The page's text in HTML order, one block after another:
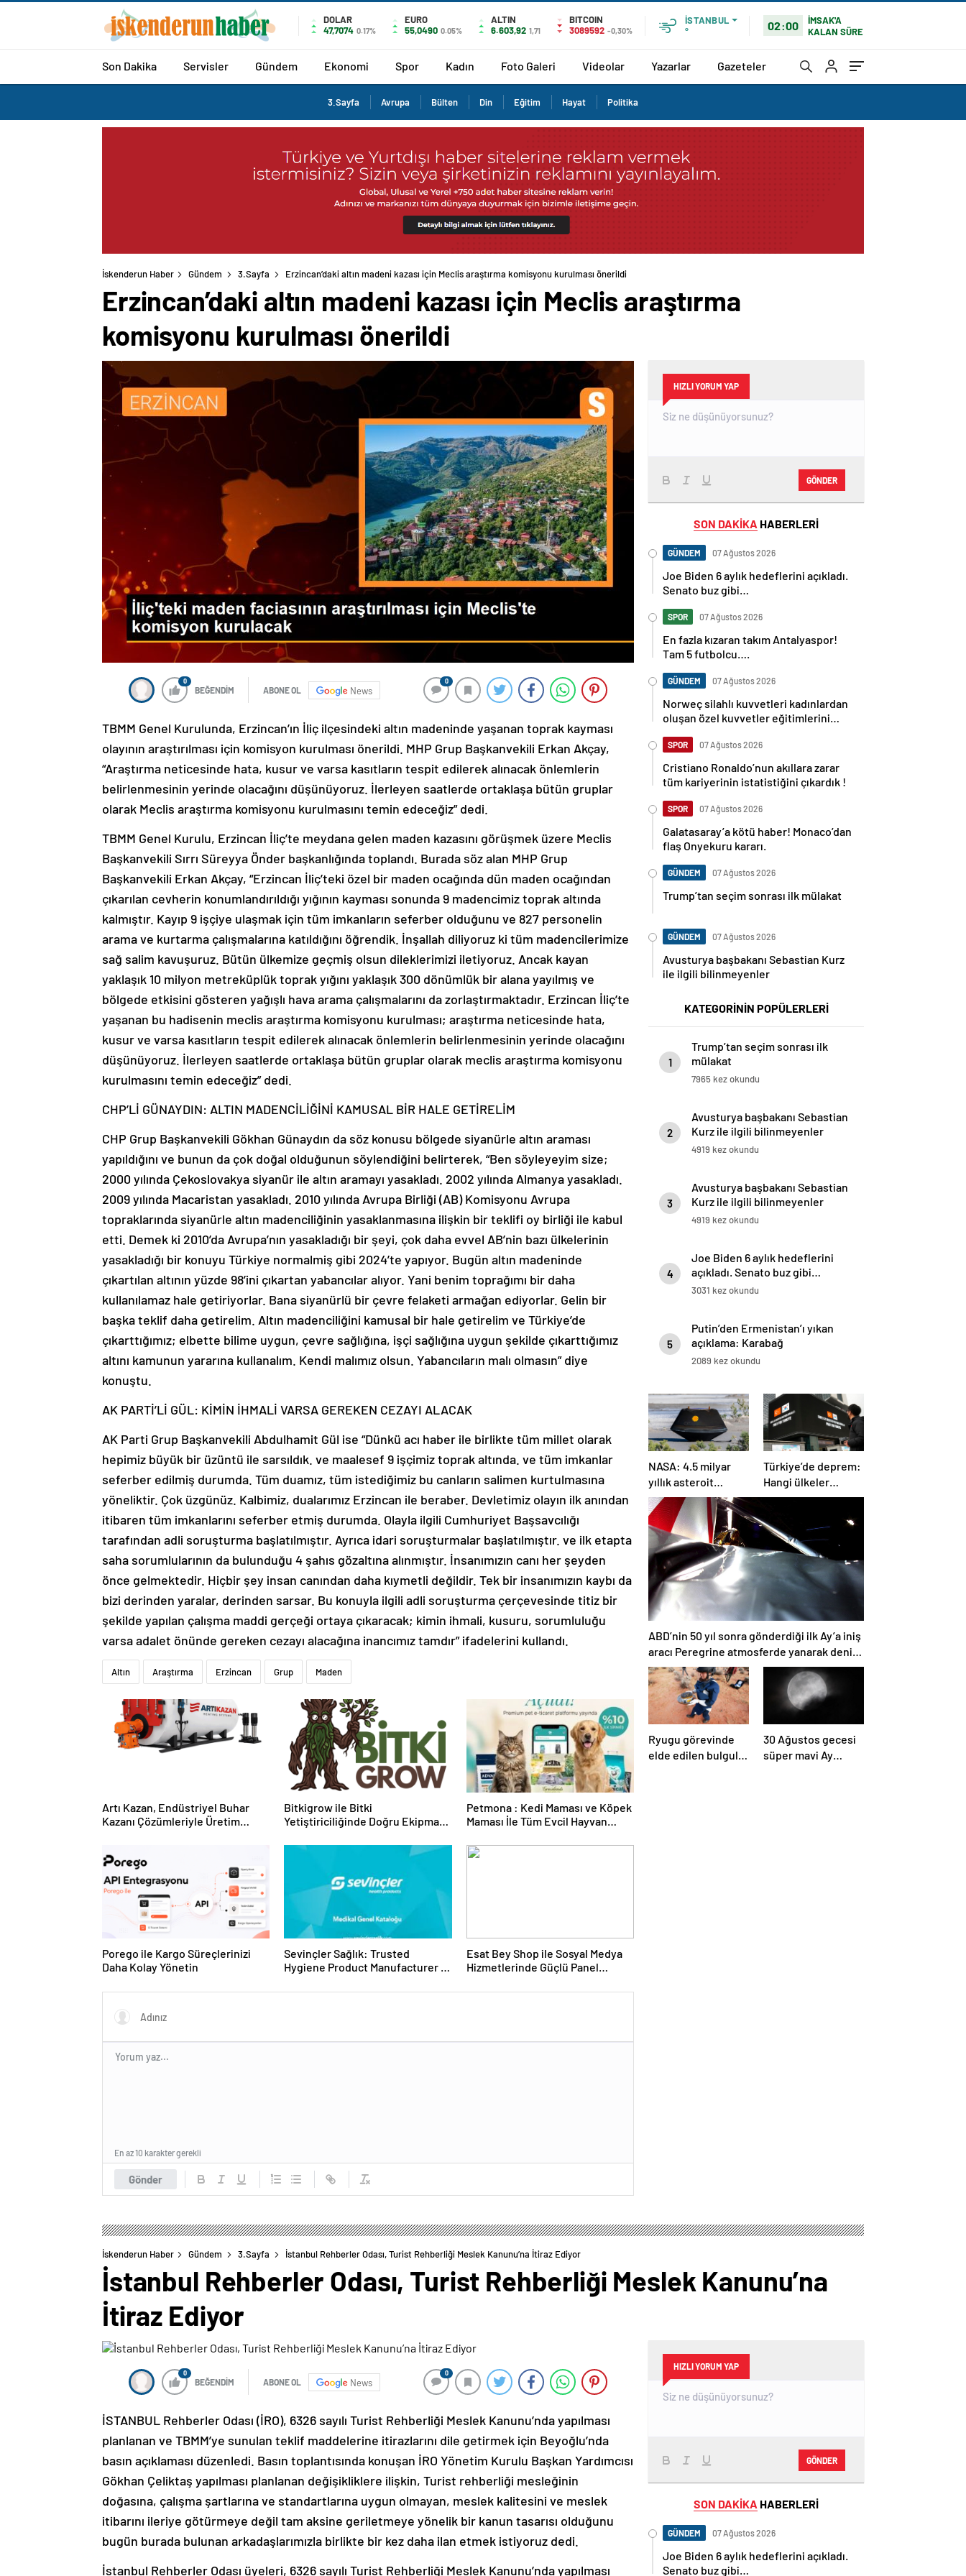
DOLAR
47,7074 0.17%
EURO
55,0490 0.05%
ALTIN
6.603,92 1,71
BITCOIN
3089592 -0,30%
İSTANBUL
°
02:00
İMSAK'A
KALAN SÜRE
Son Dakika Servisler Gündem Ekonomi Spor Kadın Foto Galeri Videolar Yazarlar Gazeteler
3.Sayfa Avrupa Bülten Din Eğitim Hayat Politika
İskenderun Haber Gündem 3.Sayfa Erzincan’daki altın madeni kazası için Meclis araştırma komisyonu kurulması önerildi
Erzincan’daki altın madeni kazası için Meclis araştırma
komisyonu kurulması önerildi
0
BEĞENDİM ABONE OL News
0
TBMM Genel Kurulunda, Erzincan’ın İliç ilçesindeki altın madeninde yaşanan toprak kayması
olayının araştırılması için komisyon kurulması önerildi. MHP Grup Başkanvekili Erkan Akçay,
“Araştırma neticesinde hata, kusur ve varsa kasıtların tespit edilerek alınacak önlemlerin
belirlenmesinin yerinde olacağını düşünüyoruz. İlerleyen saatlerde ortaklaşa bütün gruplar
olarak Meclis araştırma komisyonu kurulmasını temin edeceğiz” dedi.
TBMM Genel Kurulu, Erzincan İliç’te meydana gelen maden kazasını görüşmek üzere Meclis
Başkanvekili Sırrı Süreyya Önder başkanlığında toplandı. Burada söz alan MHP Grup
Başkanvekili Erkan Akçay, “Erzincan İliç’teki özel bir maden ocağında dün maden ocağından
çıkarılan cevherin konumlandırıldığı yığının kayması sonunda 9 madencimiz toprak altında
kalmıştır. Kayıp 9 işçiye ulaşmak için tüm imkanların seferber olduğunu ve 827 personelin
arama ve kurtarma çalışmalarına katıldığını öğrendik. İnşallah diliyoruz ki tüm madencilerimize
sağ salim kavuşuruz. Bütün ülkemize geçmiş olsun dileklerimizi iletiyoruz. Ancak kayan
yaklaşık 10 milyon metreküplük toprak yığını yaklaşık 300 dönümlük bir alana yayılmış ve
bölgede etkisini gösteren yağışlı hava arama çalışmalarını da zorlaştırmaktadır. Erzincan İliç’te
yaşanan bu hadisenin meclis araştırma komisyonu kurulması; araştırma neticesinde hata,
kusur ve varsa kasıtların tespit edilerek alınacak önlemlerin belirlenmesinin yerinde olacağını
düşünüyoruz. İlerleyen saatlerde ortaklaşa bütün gruplar olarak meclis araştırma komisyonu
kurulmasını temin edeceğiz” dedi.
CHP’Lİ GÜNAYDIN: ALTIN MADENCİLİĞİNİ KAMUSAL BİR HALE GETİRELİM
CHP Grup Başkanvekili Gökhan Günaydın da söz konusu bölgede siyanürle altın araması
yapıldığını ve bunun da çok doğal olduğunun söylendiğini belirterek, “Ben söyleyeyim size;
2000 yılında Çekoslovakya siyanür ile altın aramayı yasakladı. 2002 yılında Almanya yasakladı.
2009 yılında Macaristan yasakladı. 2010 yılında Avrupa Birliği (AB) Komisyonu Avrupa
topraklarında siyanürle altın madenciliğinin yasaklanmasına ilişkin bir teklifi oy birliği ile kabul
etti. Demek ki 2010’da Avrupa’nın yasakladığı bir şeyi, çok daha evvel AB’nin bazı ülkelerinin
yasakladığı bir konuyu Türkiye normalmiş gibi 2024’te yapıyor. Bugün altın madeninde
çıkartılan altının yüzde 98’ini çıkartan yabancılar alıyor. Yani benim toprağımı bir daha
kullanılamaz hale getiriyorlar. Bana siyanürlü bir çevre felaketi armağan ediyorlar. Gelin bir
başka teklif daha getirelim. Altın madenciliğini kamusal bir hale getirelim ve Türkiye’de
çıkarttığımız; elbette bilime uygun, çevre sağlığına, işçi sağlığına uygun şekilde çıkarttığımız
altını kamunun yararına kullanalım. Kendi malımız olsun. Yabancıların malı olmasın” diye
konuştu.
AK PARTİ’Lİ GÜL: KİMİN İHMALİ VARSA GEREKEN CEZAYI ALACAK
AK Parti Grup Başkanvekili Abdulhamit Gül ise “Dünkü acı haber ile birlikte tüm millet olarak
hepimiz büyük bir üzüntü ile sarsıldık. ve maalesef 9 işçimiz toprak altında. ve tüm imkanlar
seferber edilmiş durumda. Tüm duamız, tüm istediğimiz bu canların salimen kurtulmasına
yöneliktir. Çok üzgünüz. Kalbimiz, dualarımız Erzincan ile beraber. Devletimiz olayın ilk anından
itibaren tüm imkanlarını seferber etmiş durumda. Olayla ilgili Cumhuriyet Başsavcılığı
tarafından adli soruşturma başlatılmıştır. Ayrıca idari soruşturmalar başlatılmıştır. ve ilk etapta
saha sorumlularının da bulunduğu 4 şahıs gözaltına alınmıştır. İnsanımızın canı her şeyden
önce gelmektedir. Hiçbir şey insan canından daha kıymetli değildir. Tek bir insanımızın kaybı da
bizi derinden yaralar, derinden sarsar. Bu konuyla ilgili adli soruşturma çerçevesinde titiz bir
şekilde yapılan çalışma maddi gerçeği ortaya çıkaracak; kimin ihmali, kusuru, sorumluluğu
varsa adalet önünde gereken cezayı alacağına inancımız tamdır” ifadelerini kullandı.
Altın Araştırma Erzincan Grup Maden
Artı Kazan, Endüstriyel Buhar
Kazanı Çözümleriyle Üretim
Bitkigrow ile Bitki
Yetiştiriciliğinde Doğru Ekipman
Petmona : Kedi Maması ve Köpek
Maması İle Tüm Evcil Hayvan
Porego ile Kargo Süreçlerinizi
Daha Kolay Yönetin
Sevinçler Sağlık: Trusted
Hygiene Product Manufacturer in
Esat Bey Shop ile Sosyal Medya
Hizmetlerinde Güçlü Panel
Gönder
En az 10 karakter gerekli
HIZLI YORUM YAP
GÖNDER
SON DAKİKA HABERLERİ
GÜNDEM 07 Ağustos 2026
Joe Biden 6 aylık hedeflerini açıkladı.
Senato buz gibi…
SPOR 07 Ağustos 2026
En fazla kızaran takım Antalyaspor!
Tam 5 futbolcu….
GÜNDEM 07 Ağustos 2026
Norweç silahlı kuvvetleri kadınlardan
oluşan özel kuvvetler eğitimlerini
SPOR 07 Ağustos 2026
Cristiano Ronaldo’nun akıllara zarar
tüm kariyerinin istatistiğini çıkardık !
SPOR 07 Ağustos 2026
Galatasaray’a kötü haber! Monaco’dan
flaş Onyekuru kararı.
GÜNDEM 07 Ağustos 2026
Trump’tan seçim sonrası ilk mülakat
GÜNDEM 07 Ağustos 2026
Avusturya başbakanı Sebastian Kurz
ile ilgili bilinmeyenler
KATEGORİNİN POPÜLERLERİ
1
Trump’tan seçim sonrası ilk
mülakat
7965 kez okundu
2
Avusturya başbakanı Sebastian
Kurz ile ilgili bilinmeyenler
4919 kez okundu
3
Avusturya başbakanı Sebastian
Kurz ile ilgili bilinmeyenler
4919 kez okundu
4
Joe Biden 6 aylık hedeflerini
açıkladı. Senato buz gibi…
3031 kez okundu
5
Putin’den Ermenistan’ı yıkan
açıklama: Karabağ
Azerbaycan’ın ayrılmaz bir
2089 kez okundu
NASA: 4.5 milyar
yıllık asteroit
örnekleri Dünya’ya
getirildi; yaşamın
başlangıcına ışık
tutabilir
Türkiye’de deprem:
Hangi ülkeler
yardım ediyor?
ABD’nin 50 yıl sonra gönderdiği ilk Ay’a iniş
aracı Peregrine atmosferde yanarak denize
düştü
Ryugu görevinde
elde edilen bulgular
30 Ağustos gecesi
süper mavi Ay
İskenderun Haber Gündem 3.Sayfa İstanbul Rehberler Odası, Turist Rehberliği Meslek Kanunu’na İtiraz Ediyor
İstanbul Rehberler Odası, Turist Rehberliği Meslek Kanunu’na
İtiraz Ediyor
0
BEĞENDİM ABONE OL News
0
İSTANBUL Rehberler Odası (İRO), 6326 sayılı Turist Rehberliği Meslek Kanunu’nda yapılması
planlanan ve TBMM’ye sunulan teklif maddelerine itirazlarını dile getirmek için Beyoğlu’nda
basın açıklaması düzenledi. Basın toplantısında konuşan İRO Yönetim Kurulu Başkan Yardımcısı
Gökhan Çeliktaş yapılması planlanan değişikliklere ilişkin, Turist rehberliği mesleğinin
doğasına, çalışma şartlarına ve standartlarına uygun olmayan, meslek kalitesini ve meslek
itibarını ileriye götürmeye değil tam aksine geriletmeye yönelik bir kanun tasarısı olduğunu
bugün burada bulunan arkadaşlarımızla birlikte bir kez daha ilan etmek istiyoruz dedi.
İstanbul Rehberler Odası üyeleri, 6326 sayılı Turist Rehberliği Meslek Kanunu’nda yapılması
HIZLI YORUM YAP
GÖNDER
SON DAKİKA HABERLERİ
GÜNDEM 07 Ağustos 2026
Joe Biden 6 aylık hedeflerini açıkladı.
Senato buz gibi…